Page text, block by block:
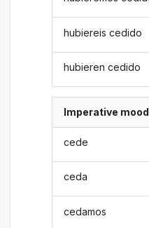
hubiereis cedido
hubieren cedido
Imperative mood
cede
ceda
cedamos